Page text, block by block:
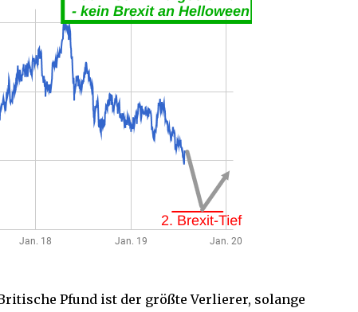
Pfund ist der größte Verlierer, solange